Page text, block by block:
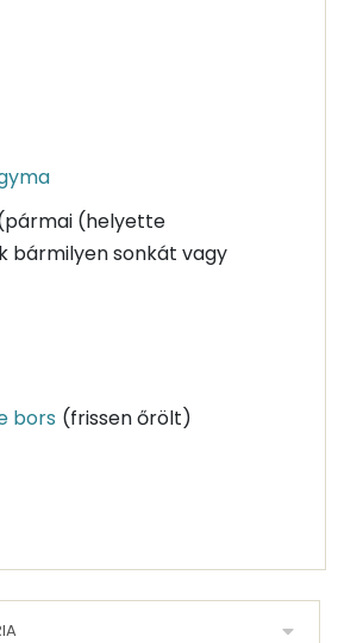
(helyette
bármilyen sonkát vagy
bors (frissen őrölt)